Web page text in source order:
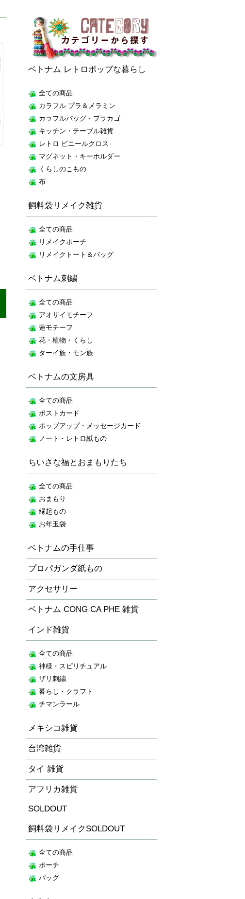
ベトナム レトロポップな暮らし
全ての商品
カラフル プラ＆メラミン
カラフルバッグ・プラカゴ
キッチン・テーブル雑貨
レトロ ビニールクロス
マグネット・キーホルダー
くらしのこもの
布
飼料袋リメイク雑貨
全ての商品
リメイクポーチ
リメイクトート＆バッグ
ベトナム刺繍
全ての商品
アオザイモチーフ
蓮モチーフ
花・植物・くらし
ターイ族・モン族
ベトナムの文房具
全ての商品
ポストカード
ポップアップ・メッセージカード
ノート・レトロ紙もの
ちいさな福とおまもりたち
全ての商品
おまもり
縁起もの
お年玉袋
ベトナムの手仕事
プロパガンダ紙もの
アクセサリー
ベトナム CONG CA PHE 雑貨
インド雑貨
全ての商品
神様・スピリチュアル
ザリ刺繍
暮らし・クラフト
チマンラール
メキシコ雑貨
台湾雑貨
タイ 雑貨
アフリカ雑貨
SOLDOUT
飼料袋リメイクSOLDOUT
全ての商品
ポーチ
バッグ